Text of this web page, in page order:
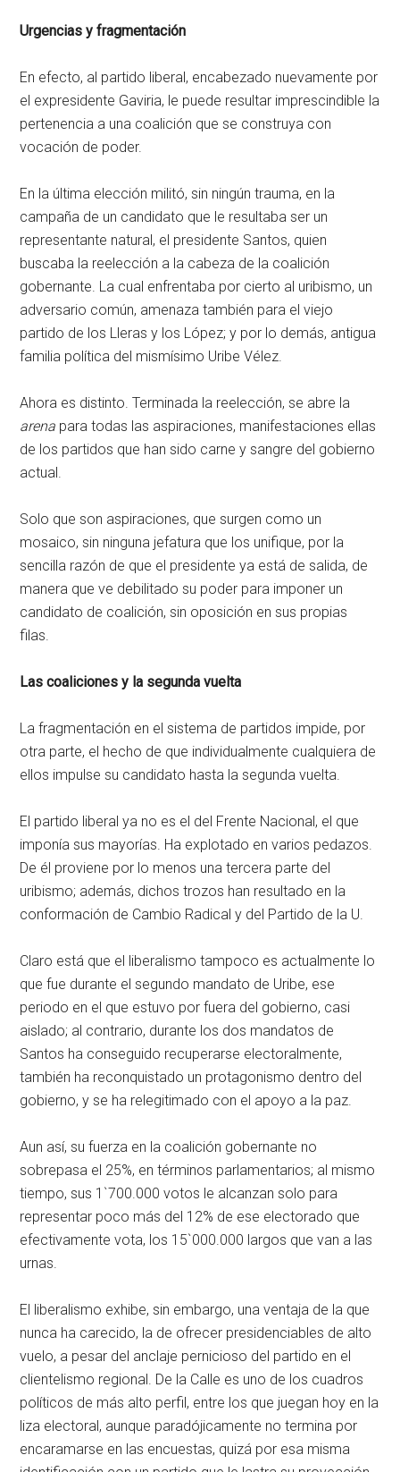
Urgencias y fragmentación
En efecto, al partido liberal, encabezado nuevamente por
el expresidente Gaviria, le puede resultar imprescindible la
pertenencia a una coalición que se construya con
vocación de poder.
En la última elección militó, sin ningún trauma, en la
campaña de un candidato que le resultaba ser un
representante natural, el presidente Santos, quien
buscaba la reelección a la cabeza de la coalición
gobernante. La cual enfrentaba por cierto al uribismo, un
adversario común, amenaza también para el viejo
partido de los Lleras y los López; y por lo demás, antigua
familia política del mismísimo Uribe Vélez.
Ahora es distinto. Terminada la reelección, se abre la
arena para todas las aspiraciones, manifestaciones ellas
de los partidos que han sido carne y sangre del gobierno
actual.
Solo que son aspiraciones, que surgen como un
mosaico, sin ninguna jefatura que los unifique, por la
sencilla razón de que el presidente ya está de salida, de
manera que ve debilitado su poder para imponer un
candidato de coalición, sin oposición en sus propias
filas.
Las coaliciones y la segunda vuelta
La fragmentación en el sistema de partidos impide, por
otra parte, el hecho de que individualmente cualquiera de
ellos impulse su candidato hasta la segunda vuelta.
El partido liberal ya no es el del Frente Nacional, el que
imponía sus mayorías. Ha explotado en varios pedazos.
De él proviene por lo menos una tercera parte del
uribismo; además, dichos trozos han resultado en la
conformación de Cambio Radical y del Partido de la U.
Claro está que el liberalismo tampoco es actualmente lo
que fue durante el segundo mandato de Uribe, ese
periodo en el que estuvo por fuera del gobierno, casi
aislado; al contrario, durante los dos mandatos de
Santos ha conseguido recuperarse electoralmente,
también ha reconquistado un protagonismo dentro del
gobierno, y se ha relegitimado con el apoyo a la paz.
Aun así, su fuerza en la coalición gobernante no
sobrepasa el 25%, en términos parlamentarios; al mismo
tiempo, sus 1`700.000 votos le alcanzan solo para
representar poco más del 12% de ese electorado que
efectivamente vota, los 15`000.000 largos que van a las
urnas.
El liberalismo exhibe, sin embargo, una ventaja de la que
nunca ha carecido, la de ofrecer presidenciables de alto
vuelo, a pesar del anclaje pernicioso del partido en el
clientelismo regional. De la Calle es uno de los cuadros
políticos de más alto perfil, entre los que juegan hoy en la
liza electoral, aunque paradójicamente no termina por
encaramarse en las encuestas, quizá por esa misma